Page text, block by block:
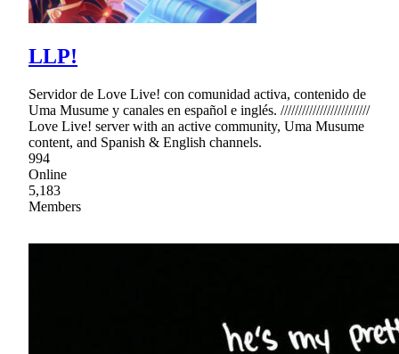
LLP!
Servidor de Love Live! con comunidad activa, contenido de
Uma Musume y canales en español e inglés. /////////////////////////
Love Live! server with an active community, Uma Musume
content, and Spanish & English channels.
994
Online
5,183
Members